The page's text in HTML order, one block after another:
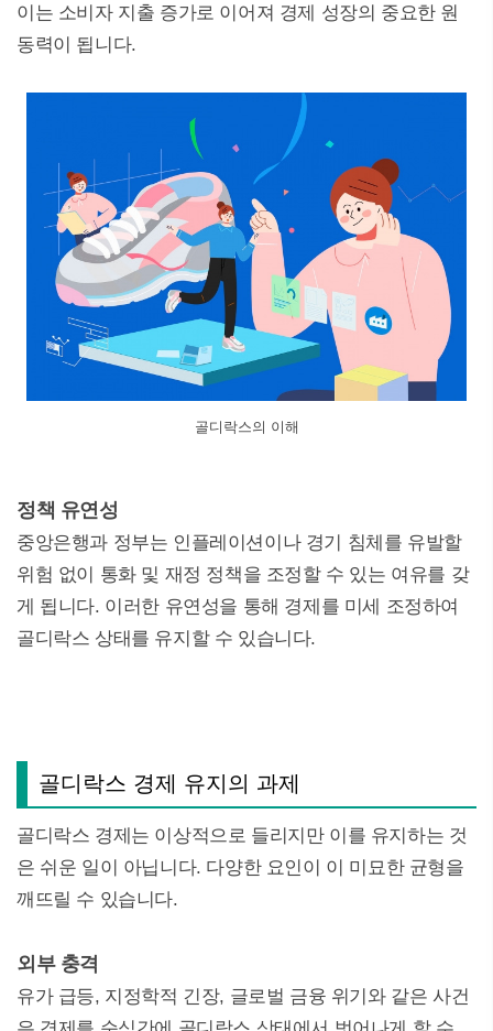
이는 소비자 지출 증가로 이어져 경제 성장의 중요한 원
동력이 됩니다.
골디락스의 이해
정책 유연성
중앙은행과 정부는 인플레이션이나 경기 침체를 유발할
위험 없이 통화 및 재정 정책을 조정할 수 있는 여유를 갖
게 됩니다. 이러한 유연성을 통해 경제를 미세 조정하여
골디락스 상태를 유지할 수 있습니다.
골디락스 경제 유지의 과제
골디락스 경제는 이상적으로 들리지만 이를 유지하는 것
은 쉬운 일이 아닙니다. 다양한 요인이 이 미묘한 균형을
깨뜨릴 수 있습니다.
외부 충격
유가 급등, 지정학적 긴장, 글로벌 금융 위기와 같은 사건